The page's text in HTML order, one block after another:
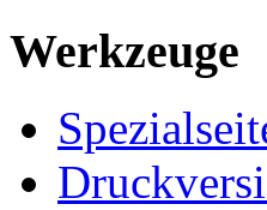
Werkzeuge